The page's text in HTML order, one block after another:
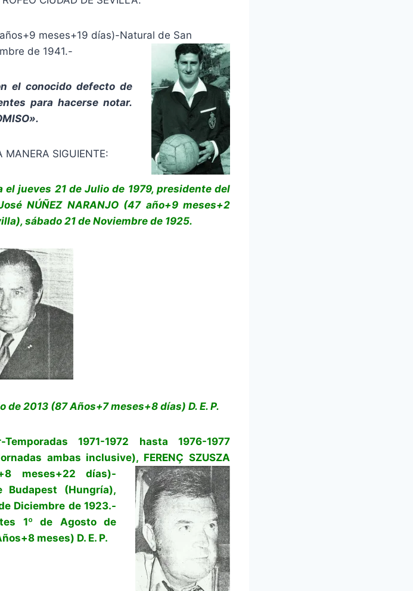
meses+19 días)-Natural de San
de 1941.-
el conocido defecto de
para hacerse notar.
MANERA SIGUIENTE:
jueves 21 de Julio de 1979, presidente del
NÚÑEZ NARANJO (47 año+9 meses+2
sábado 21 de Noviembre de 1925.
2013 (87 Años+7 meses+8 días) D. E. P.
Temporadas 1971-1972 hasta 1976-1977
ambas inclusive), FERENÇ SZUSZA
meses+22 días)-
Budapest (Hungría),
Diciembre de 1923.-
1º de Agosto de
meses) D. E. P.